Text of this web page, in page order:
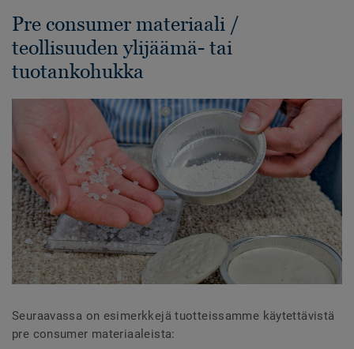
Pre consumer materiaali /
teollisuuden ylijäämä- tai
tuotankohukka
Seuraavassa on esimerkkejä tuotteissamme käytettävistä
pre consumer materiaaleista: